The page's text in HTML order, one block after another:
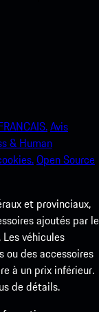
Avis
& Human
Open Source
et provinciaux,
ajoutés par le
véhicules
ou des accessoires
à un prix inférieur.
de détails.